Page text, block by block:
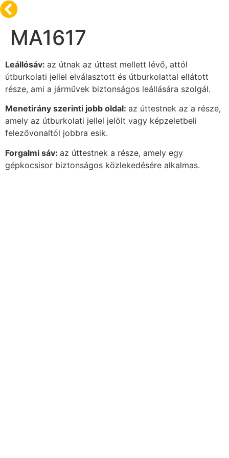
MA1617
Leállósáv: az útnak az úttest mellett lévő, attól
útburkolati jellel elválasztott és útburkolattal ellátott
része, ami a járművek biztonságos leállására szolgál.
Menetirány szerinti jobb oldal: az úttestnek az a része,
amely az útburkolati jellel jelölt vagy képzeletbeli
felezővonaltól jobbra esik.
Forgalmi sáv: az úttestnek a része, amely egy
gépkocsisor biztonságos közlekedésére alkalmas.